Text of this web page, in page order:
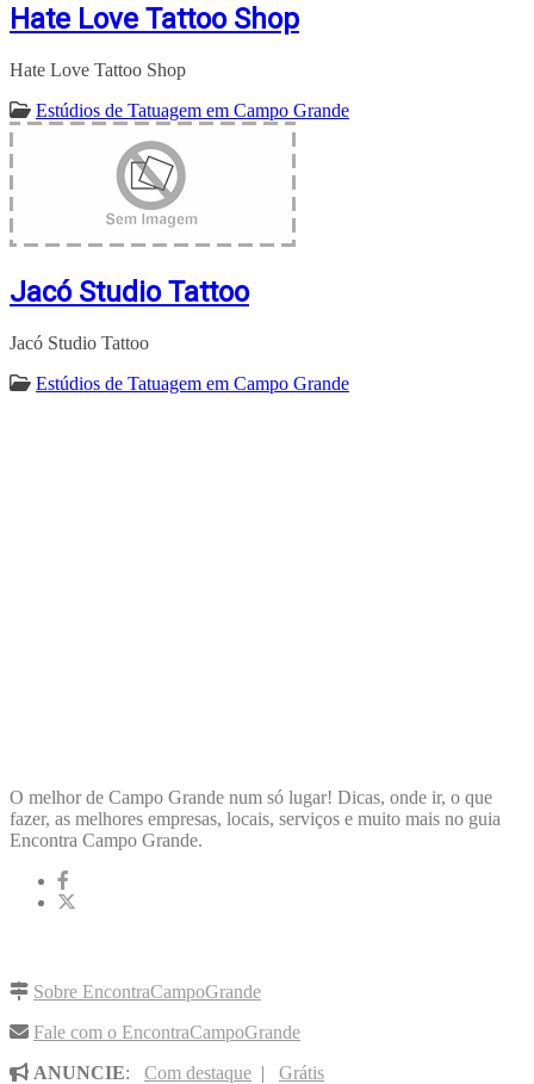
Hate Love Tattoo Shop
Hate Love Tattoo Shop
Estúdios de Tatuagem em Campo Grande
Jacó Studio Tattoo
Jacó Studio Tattoo
Estúdios de Tatuagem em Campo Grande
O melhor de Campo Grande num só lugar! Dicas, onde ir, o que
fazer, as melhores empresas, locais, serviços e muito mais no guia
Encontra Campo Grande.
Sobre EncontraCampoGrande
Fale com o EncontraCampoGrande
ANUNCIE: Com destaque | Grátis